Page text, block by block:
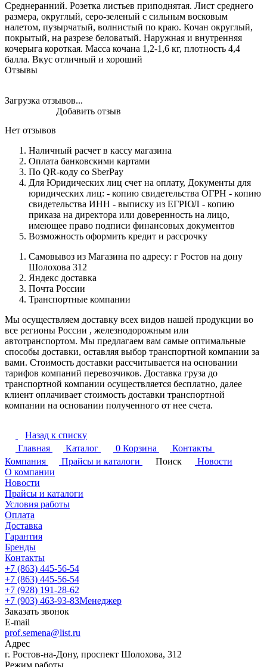
Среднеранний. Розетка листьев приподнятая. Лист среднего
размера, округлый, серо-зеленый с сильным восковым
налетом, пузырчатый, волнистый по краю. Кочан округлый,
покрытый, на разрезе беловатый. Наружная и внутренняя
кочерыга короткая. Масса кочана 1,2-1,6 кг, плотность 4,4
балла. Вкус отличный и хороший
Отзывы
Загрузка отзывов...
Нет отзывов
Добавить отзыв
Наличный расчет в кассу магазина
Оплата банковскими картами
По QR-коду со SberPay
Для Юридических лиц счет на оплату, Документы для
юридических лиц: - копию свидетельства ОГРН - копию
свидетельства ИНН - выписку из ЕГРЮЛ - копию
приказа на директора или доверенность на лицо,
имеющее право подписи финансовых документов
Возможность оформить кредит и рассрочку
Самовывоз из Магазина по адресу: г Ростов на дону
Шолохова 312
Яндекс доставка
Почта России
Транспортные компании
Мы осуществляем доставку всех видов нашей продукции во
все регионы России , железнодорожным или
автотранспортом. Мы предлагаем вам самые оптимальные
способы доставки, оставляя выбор транспортной компании за
вами. Стоимость доставки рассчитывается на основании
тарифов компаний перевозчиков. Доставка груза до
транспортной компании осуществляется бесплатно, далее
клиент оплачивает стоимость доставки транспортной
компании на основании полученного от нее счета.
Назад к списку
Главная
Каталог 0 Корзина
Контакты
Компания
Прайсы и каталоги Поиск
Новости
О компании
Новости
Прайсы и каталоги
Условия работы
Оплата
Доставка
Гарантия
Бренды
Контакты
+7 (863) 445-56-54
+7 (863) 445-56-54
+7 (928) 191-28-62
+7 (903) 463-93-83Менеджер
Заказать звонок
E-mail
prof.semena@list.ru
Адрес
г. Ростов-на-Дону, проспект Шолохова, 312
Режим работы